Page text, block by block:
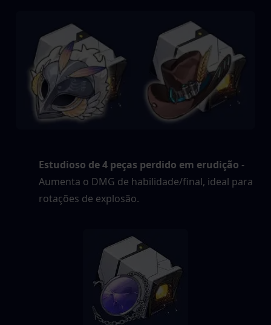
Estudioso de 4 peças perdido em erudição -
Aumenta o DMG de habilidade/final, ideal para
rotações de explosão.